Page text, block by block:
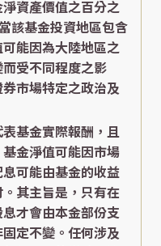
資產價值之百分之
該基金投資地區包含
能因為大陸地區之
受不同程度之影
市場特定之政治及
基金實際報酬，且
金淨值可能因市場
可能由基金的收益
其主旨是，只有在
才會由本金部份支
定不變。任何涉及